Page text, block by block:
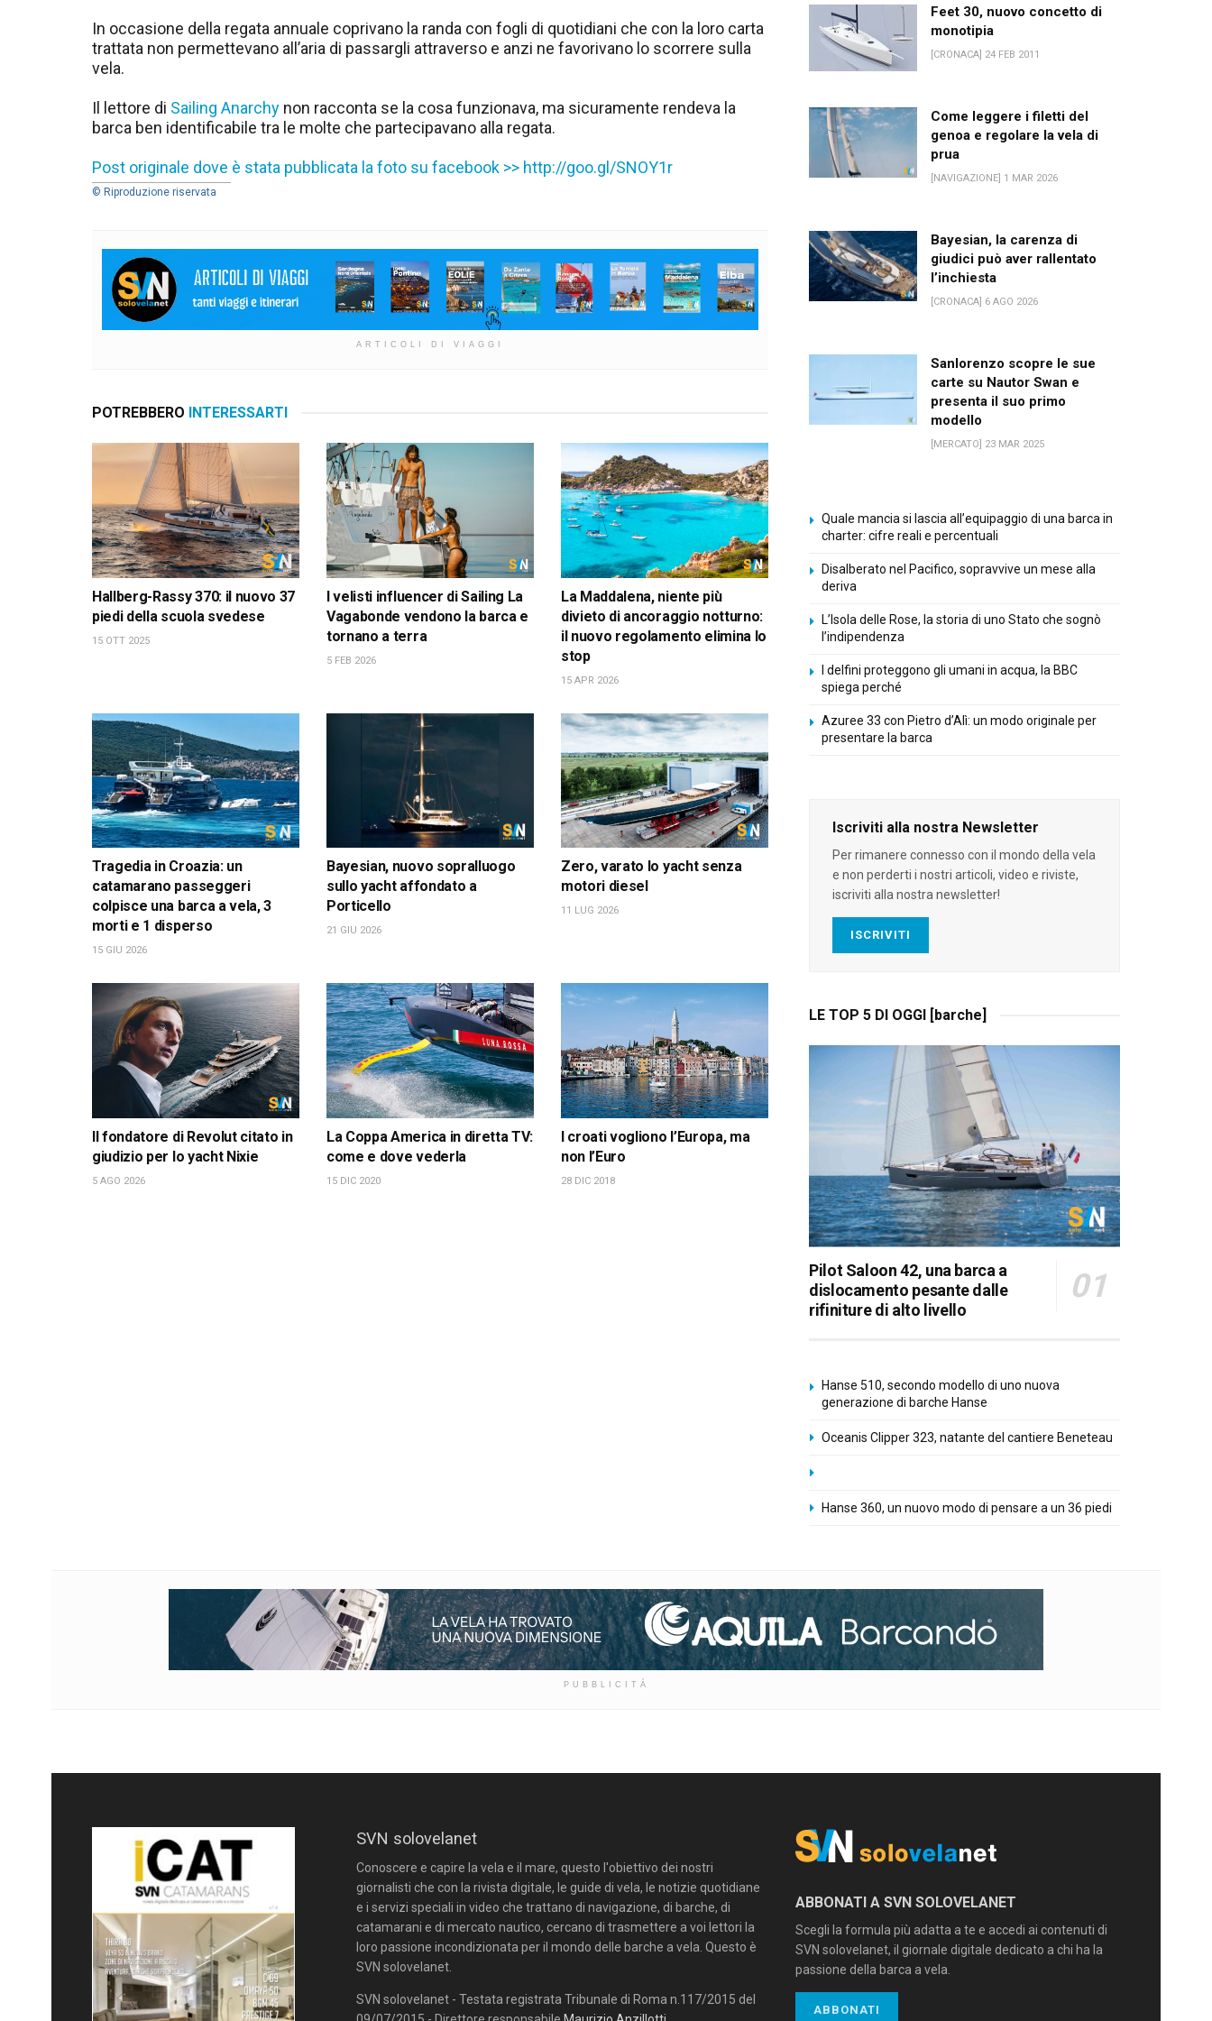
In occasione della regata annuale coprivano la randa con fogli di quotidiani che con la loro carta
trattata non permettevano all’aria di passargli attraverso e anzi ne favorivano lo scorrere sulla
vela.
Il lettore di Sailing Anarchy non racconta se la cosa funzionava, ma sicuramente rendeva la
barca ben identificabile tra le molte che partecipavano alla regata.
Post originale dove è stata pubblicata la foto su facebook >> http://goo.gl/SNOY1r
© Riproduzione riservata
ARTICOLI DI VIAGGI
POTREBBERO INTERESSARTI
Hallberg-Rassy 370: il nuovo 37
piedi della scuola svedese
15 OTT 2025
I velisti influencer di Sailing La
Vagabonde vendono la barca e
tornano a terra
5 FEB 2026
La Maddalena, niente più
divieto di ancoraggio notturno:
il nuovo regolamento elimina lo
stop
15 APR 2026
Tragedia in Croazia: un
catamarano passeggeri
colpisce una barca a vela, 3
morti e 1 disperso
15 GIU 2026
Bayesian, nuovo sopralluogo
sullo yacht affondato a
Porticello
21 GIU 2026
Zero, varato lo yacht senza
motori diesel
11 LUG 2026
Il fondatore di Revolut citato in
giudizio per lo yacht Nixie
5 AGO 2026
La Coppa America in diretta TV:
come e dove vederla
15 DIC 2020
I croati vogliono l’Europa, ma
non l’Euro
28 DIC 2018
Feet 30, nuovo concetto di
monotipia
[CRONACA] 24 FEB 2011
Come leggere i filetti del
genoa e regolare la vela di
prua
[NAVIGAZIONE] 1 MAR 2026
Bayesian, la carenza di
giudici può aver rallentato
l’inchiesta
[CRONACA] 6 AGO 2026
Sanlorenzo scopre le sue
carte su Nautor Swan e
presenta il suo primo
modello
[MERCATO] 23 MAR 2025
Quale mancia si lascia all’equipaggio di una barca in
charter: cifre reali e percentuali
Disalberato nel Pacifico, sopravvive un mese alla
deriva
L’Isola delle Rose, la storia di uno Stato che sognò
l’indipendenza
I delfini proteggono gli umani in acqua, la BBC
spiega perché
Azuree 33 con Pietro d’Alì: un modo originale per
presentare la barca
Iscriviti alla nostra Newsletter
Per rimanere connesso con il mondo della vela
e non perderti i nostri articoli, video e riviste,
iscriviti alla nostra newsletter!
ISCRIVITI
LE TOP 5 DI OGGI [barche]
Pilot Saloon 42, una barca a
dislocamento pesante dalle
rifiniture di alto livello
Hanse 510, secondo modello di uno nuova
generazione di barche Hanse
Oceanis Clipper 323, natante del cantiere Beneteau
Hanse 360, un nuovo modo di pensare a un 36 piedi
PUBBLICITÀ
SVN solovelanet
Conoscere e capire la vela e il mare, questo l'obiettivo dei nostri
giornalisti che con la rivista digitale, le guide di vela, le notizie quotidiane
e i servizi speciali in video che trattano di navigazione, di barche, di
catamarani e di mercato nautico, cercano di trasmettere a voi lettori la
loro passione incondizionata per il mondo delle barche a vela. Questo è
SVN solovelanet.
SVN solovelanet - Testata registrata Tribunale di Roma n.117/2015 del
ABBONATI A SVN SOLOVELANET
Scegli la formula più adatta a te e accedi ai contenuti di
SVN solovelanet, il giornale digitale dedicato a chi ha la
passione della barca a vela.
ABBONATI